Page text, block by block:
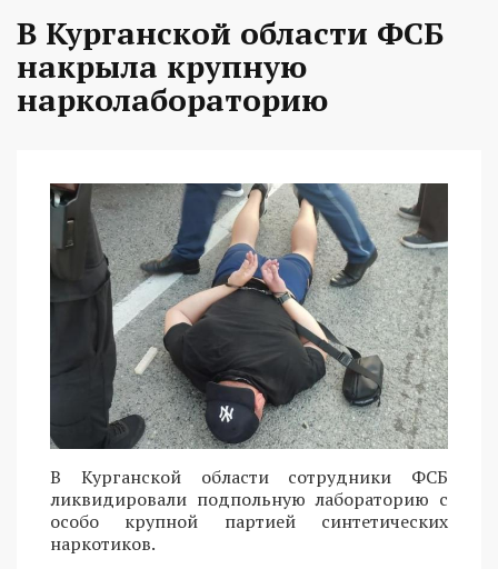
В Курганской области ФСБ
накрыла крупную
нарколабораторию
В Курганской области сотрудники ФСБ
ликвидировали подпольную лабораторию с
особо крупной партией синтетических
наркотиков.